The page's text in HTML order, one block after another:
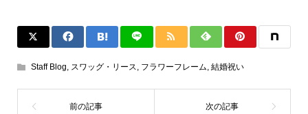
Staff Blog スワッグ・リース フラワーフレーム 結婚祝い